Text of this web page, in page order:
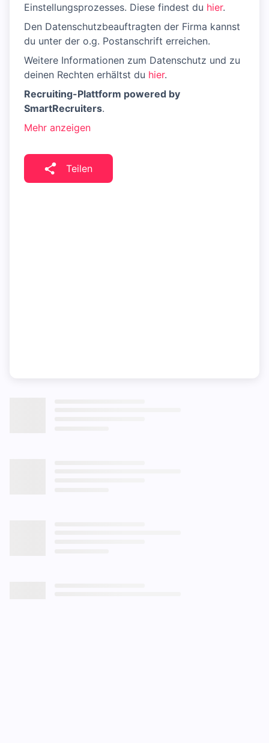
Einstellungsprozesses. Diese findest du hier.
Den Datenschutzbeauftragten der Firma kannst
du unter der o.g. Postanschrift erreichen.
Weitere Informationen zum Datenschutz und zu
deinen Rechten erhältst du hier.
Recruiting-Plattform powered by
SmartRecruiters.
Mehr anzeigen
Teilen